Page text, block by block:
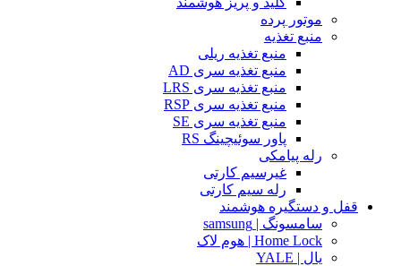
موتور پرده
منبع تغذیه
منبع تغذیه ریلی
منبع تغذیه سری AD
منبع تغذیه سری LRS
منبع تغذیه سری RSP
منبع تغذیه سری SE
پاور سوئیچینگ RS
رله پیامکی
غیرسیم کارتی
رله سیم کارتی
قفل و دستگیره هوشمند
سامسونگ | samsung
Home Lock | هوم لاک
یال | YALE